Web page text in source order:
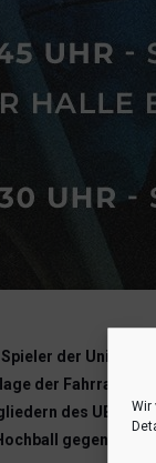
Wir
der Uni
der
des UBC
gegen